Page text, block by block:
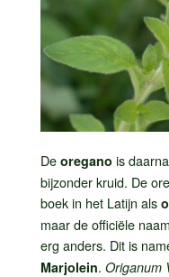
De oregano is
bijzonder kruid. De
boek in het Latijn als
maar de officiële
erg anders. Dit is
Marjolein. Origanum